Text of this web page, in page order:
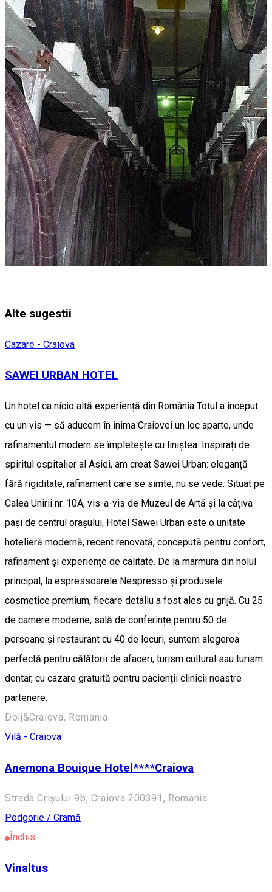
Alte sugestii
Cazare - Craiova
SAWEI URBAN HOTEL
Un hotel ca nicio altă experiență din România Totul a început
cu un vis — să aducem în inima Craiovei un loc aparte, unde
rafinamentul modern se împletește cu liniștea. Inspirați de
spiritul ospitalier al Asiei, am creat Sawei Urban: eleganță
fără rigiditate, rafinament care se simte, nu se vede. Situat pe
Calea Unirii nr. 10A, vis-a-vis de Muzeul de Artă și la câțiva
pași de centrul orașului, Hotel Sawei Urban este o unitate
hotelieră modernă, recent renovată, concepută pentru confort,
rafinament și experiențe de calitate. De la marmura din holul
principal, la espressoarele Nespresso și produsele
cosmetice premium, fiecare detaliu a fost ales cu grijă. Cu 25
de camere moderne, sală de conferințe pentru 50 de
persoane și restaurant cu 40 de locuri, suntem alegerea
perfectă pentru călătorii de afaceri, turism cultural sau turism
dentar, cu cazare gratuită pentru pacienții clinicii noastre
partenere.
Dolj&Craiova, Romania
Vilă - Craiova
Anemona Bouique Hotel****Craiova
Strada Crișului 9b, Craiova 200391, Romania
Podgorie / Cramă
Închis
Vinaltus